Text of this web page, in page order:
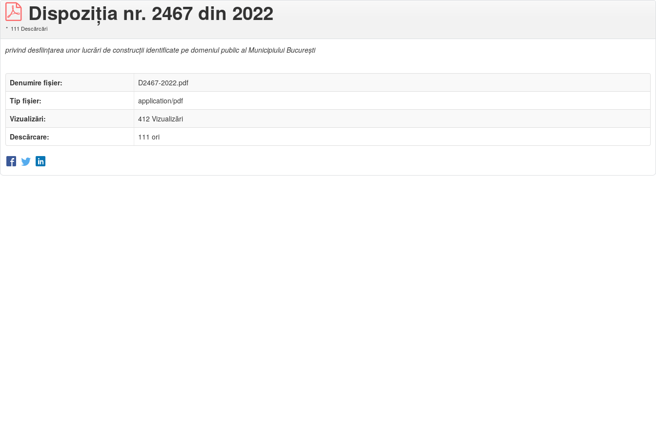
Dispoziţia nr. 2467 din 2022
111 Descărcări
privind desfiinţarea unor lucrări de construcţii identificate pe domeniul public al Municipiului Bucureşti
Denumire fișier:
D2467-2022.pdf
Tip fișier:
application/pdf
Vizualizări:
412 Vizualizări
Descărcare:
111 ori